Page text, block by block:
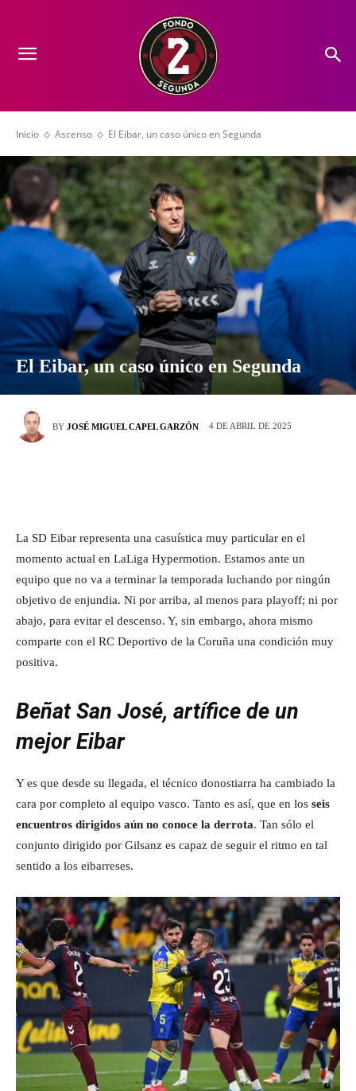
Inicio Ascenso El Eibar, un caso único en Segunda
El Eibar, un caso único en Segunda
BY JOSÉ MIGUEL CAPEL GARZÓN 4 DE ABRIL DE 2025
La SD Eibar representa una casuística muy particular en el
momento actual en LaLiga Hypermotion. Estamos ante un
equipo que no va a terminar la temporada luchando por ningún
objetivo de enjundia. Ni por arriba, al menos para playoff; ni por
abajo, para evitar el descenso. Y, sin embargo, ahora mismo
comparte con el RC Deportivo de la Coruña una condición muy
positiva.
Beñat San José, artífice de un
mejor Eibar
Y es que desde su llegada, el técnico donostiarra ha cambiado la
cara por completo al equipo vasco. Tanto es así, que en los seis
encuentros dirigidos aún no conoce la derrota. Tan sólo el
conjunto dirigido por Gilsanz es capaz de seguir el ritmo en tal
sentido a los eibarreses.